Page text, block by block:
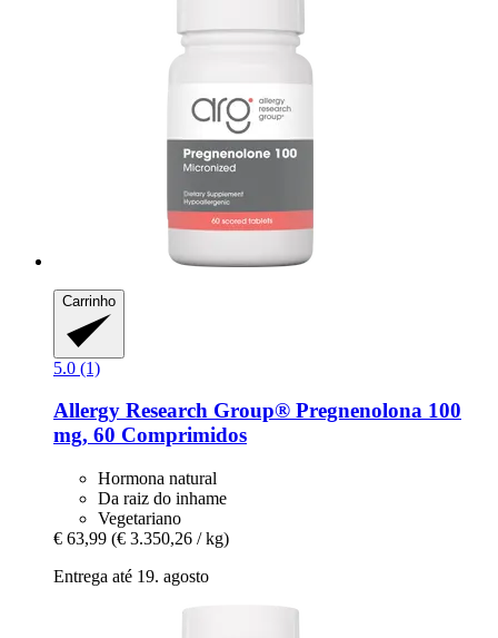
Carrinho
5.0 (1)
Allergy Research Group® Pregnenolona 100
mg, 60 Comprimidos
Hormona natural
Da raiz do inhame
Vegetariano
€ 63,99 (€ 3.350,26 / kg)
Entrega até 19. agosto